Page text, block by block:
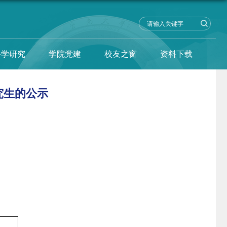
研究 学院党建 校友之窗 资料下载
生的公示